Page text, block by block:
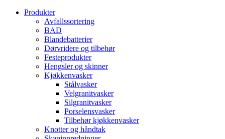
Produkter
Avfallssortering
BAD
Blandebatterier
Dørvridere og tilbehør
Festeprodukter
Hengsler og skinner
Kjøkkenvasker
Stålvasker
Velgranitvasker
Silgranitvasker
Porselensvasker
Tilbehør kjøkkenvasker
Knotter og håndtak